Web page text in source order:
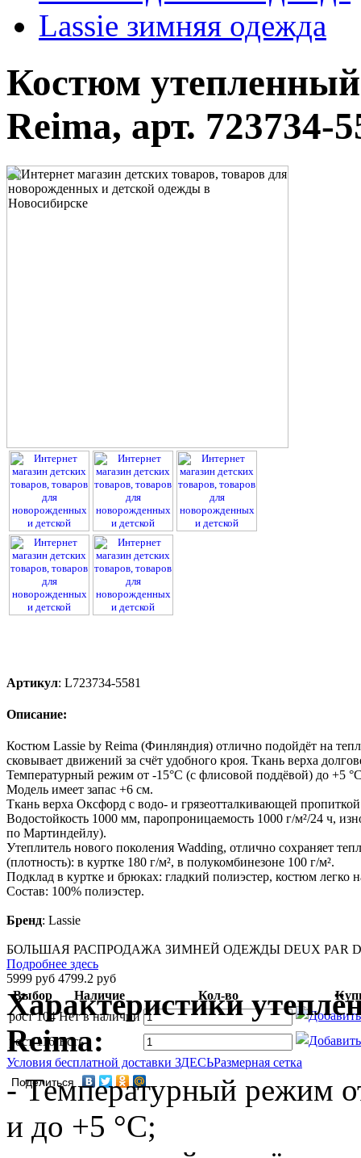
Lassie зимняя одежда
Костюм
Reima, арт. 723734-
Артикул: L723734-5581
Описание:
Костюм Lassie by Reima (Финляндия) отлично подойдёт на
сковывает движений за счёт удобного кроя. Ткань верха
Температурный режим от -15°С (с флисовой поддёвой) до +5
Модель имеет запас +6 см.
Ткань верха Оксфорд с водо- и грязеотталкивающей
Водостойкость 1000 мм, паропроницаемость 1000 г/м²/24 ч,
по Мартиндейлу).
Утеплитель нового поколения Wadding, отлично сохраняет
(плотность): в куртке 180 г/м², в полукомбинезоне 100 г/м².
Подклад в куртке и брюках: гладкий полиэстер, костюм легко
Состав: 100% полиэстер.
Бренд: Lassie
БОЛЬШАЯ РАСПРОДАЖА ЗИМНЕЙ ОДЕЖДЫ DEUX PAR
Подробнее здесь
5999 руб 4799.2 руб
Выбор
Наличие Кол-во
рост 104 Нет в наличии
рост 116 Есть
Условия бесплатной доставки ЗДЕСЬРазмерная сетка
Поделиться
Характеристики
Reima:
- Температурный режим
и до +5 °С;